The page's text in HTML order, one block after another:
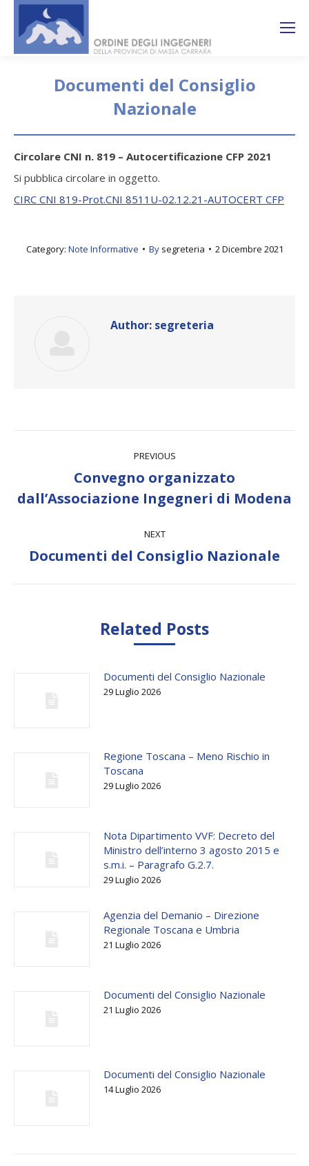
Documenti del Consiglio
Nazionale
Circolare CNI n. 819 – Autocertificazione CFP 2021
Si pubblica circolare in oggetto.
CIRC CNI 819-Prot.CNI 8511U-02.12.21-AUTOCERT CFP
Category: Note Informative By segreteria 2 Dicembre 2021
Author: segreteria
PREVIOUS
Previous
post:
Convegno organizzato
dall’Associazione Ingegneri di Modena
NEXT
Next
post:
Documenti del Consiglio Nazionale
Related Posts
Documenti del Consiglio Nazionale
29 Luglio 2026
Regione Toscana – Meno Rischio in
Toscana
29 Luglio 2026
Nota Dipartimento VVF: Decreto del
Ministro dell’interno 3 agosto 2015 e
s.m.i. – Paragrafo G.2.7.
29 Luglio 2026
Agenzia del Demanio – Direzione
Regionale Toscana e Umbria
21 Luglio 2026
Documenti del Consiglio Nazionale
21 Luglio 2026
Documenti del Consiglio Nazionale
14 Luglio 2026